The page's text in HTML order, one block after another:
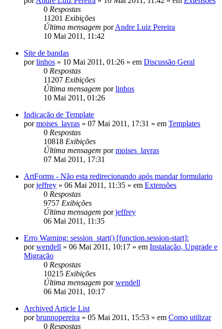
0 Respostas
11201 Exibições
Última mensagem porAndre Luiz Pereira
10 Mai 2011, 11:42
Site de bandas
porlinhos » 10 Mai 2011, 01:26 » em Discussão Geral
0 Respostas
11207 Exibições
Última mensagem porlinhos
10 Mai 2011, 01:26
Indicação de Template
pormoises_lavras » 07 Mai 2011, 17:31 » em Templates
0 Respostas
10818 Exibições
Última mensagem pormoises_lavras
07 Mai 2011, 17:31
ArtForms - Não esta redirecionando após mandar formulario
porjeffrey » 06 Mai 2011, 11:35 » em Extensões
0 Respostas
9757 Exibições
Última mensagem porjeffrey
06 Mai 2011, 11:35
Erro Warning: session_start() [function.session-start]:
porwendell » 06 Mai 2011, 10:17 » em Instalação, Upgrade e
Migração
0 Respostas
10215 Exibições
Última mensagem porwendell
06 Mai 2011, 10:17
Archived Article List
porbrunnopereira » 05 Mai 2011, 15:53 » em Como utilizar
0 Respostas